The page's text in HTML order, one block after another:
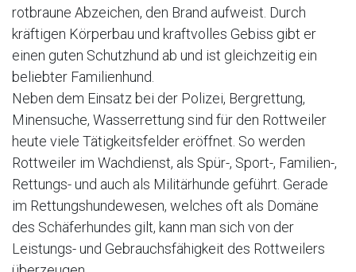
rotbraune Abzeichen, den Brand aufweist. Durch
kräftigen Körperbau und kraftvolles Gebiss gibt er
einen guten Schutzhund ab und ist gleichzeitig ein
beliebter Familienhund.
Neben dem Einsatz bei der Polizei, Bergrettung,
Minensuche, Wasserrettung sind für den Rottweiler
heute viele Tätigkeitsfelder eröffnet. So werden
Rottweiler im Wachdienst, als Spür-, Sport-, Familien-,
Rettungs- und auch als Militärhunde geführt. Gerade
im Rettungshundewesen, welches oft als Domäne
des Schäferhundes gilt, kann man sich von der
Leistungs- und Gebrauchsfähigkeit des Rottweilers